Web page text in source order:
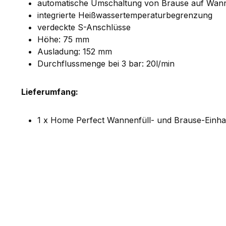
automatische Umschaltung von Brause auf
integrierte Heißwassertemperaturbegrenzung
verdeckte S-Anschlüsse
Höhe: 75 mm
Ausladung: 152 mm
Durchflussmenge bei 3 bar: 20l/min
Lieferumfang:
1 x Home Perfect Wannenfüll- und Brause-